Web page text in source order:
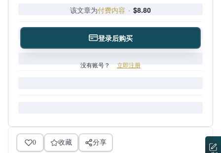
该文章为付费内容 · $8.80
登录后购买
没有账号？ 立即注册
0 收藏 分享